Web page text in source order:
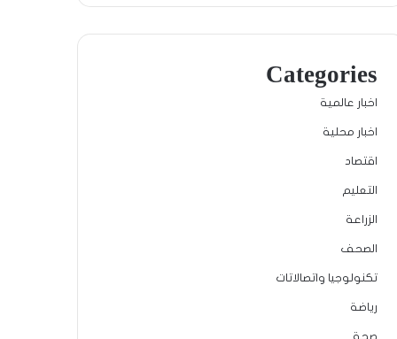
Categories
اخبار عالمية
اخبار محلية
اقتصاد
التعليم
الزراعة
الصحف
تكنولوجيا واتصالاتات
رياضة
صحة